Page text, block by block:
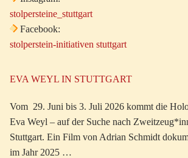
stolpersteine_stuttgart
Facebook:
stolperstein-initiativen stuttgart
EVA WEYL IN STUTTGART
Vom 29. Juni bis 3. Juli 2026 kommt die
Eva Weyl – auf der Suche nach
Stuttgart. Ein Film von Adrian Schmidt
im Jahr 2025 …